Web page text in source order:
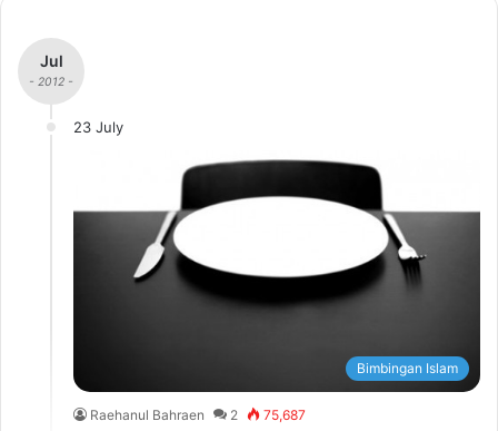
Jul
- 2012 -
23 July
Bimbingan Islam
Raehanul Bahraen 2 75,687